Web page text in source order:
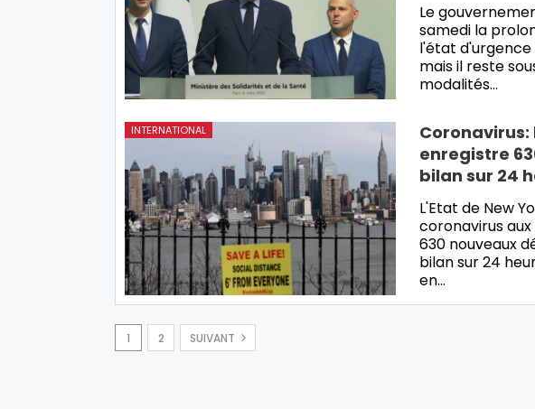
Le
samedi la
l'état d'urgence
mais il reste
modalités…
INTERNATIONAL
Coronavirus:
enregistre
bilan sur 24
L'Etat de New
coronavirus
630 nouveaux
bilan sur 24
en…
1 2 SUIVANT